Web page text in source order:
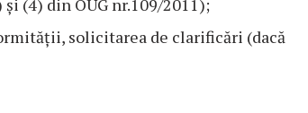
(4) din OUG nr.109/2011);
solicitarea de clarificări (dacă